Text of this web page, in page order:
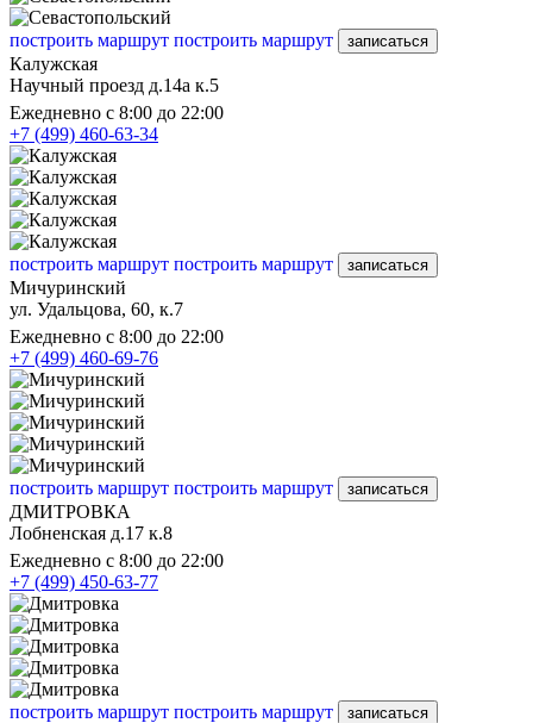
построить маршрут построить маршрут записаться
Калужская
Научный проезд д.14а к.5
Ежедневно с 8:00 до 22:00
+7 (499) 460-63-34
построить маршрут построить маршрут записаться
Мичуринский
ул. Удальцова, 60, к.7
Ежедневно с 8:00 до 22:00
+7 (499) 460-69-76
построить маршрут построить маршрут записаться
ДМИТРОВКА
Лобненская д.17 к.8
Ежедневно с 8:00 до 22:00
+7 (499) 450-63-77
построить маршрут построить маршрут записаться